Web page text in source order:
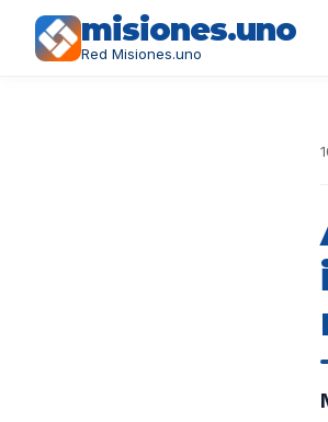
misiones.uno
Red Misiones.uno